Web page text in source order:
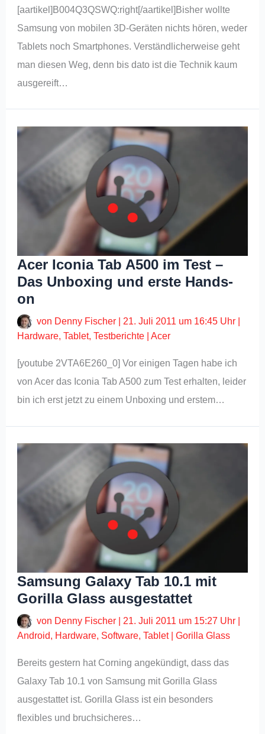
[aartikel]B004Q3QSWQ:right[/aartikel]Bisher wollte
Samsung von mobilen 3D-Geräten nichts hören, weder
Tablets noch Smartphones. Verständlicherweise geht
man diesen Weg, denn bis dato ist die Technik kaum
ausgereift…
Acer Iconia Tab A500 im Test –
Das Unboxing und erste Hands-
on
von Denny Fischer 21. Juli 2011 um 16:45 Uhr
Hardware,Tablet,Testberichte |Acer
[youtube 2VTA6E260_0] Vor einigen Tagen habe ich
von Acer das Iconia Tab A500 zum Test erhalten, leider
bin ich erst jetzt zu einem Unboxing und erstem…
Samsung Galaxy Tab 10.1 mit
Gorilla Glass ausgestattet
von Denny Fischer 21. Juli 2011 um 15:27 Uhr
Android, Hardware, Software,Tablet|Gorilla Glass
Bereits gestern hat Corning angekündigt, dass das
Galaxy Tab 10.1 von Samsung mit Gorilla Glass
ausgestattet ist. Gorilla Glass ist ein besonders
flexibles und bruchsicheres…